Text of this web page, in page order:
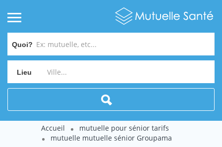
Quoi?
Lieu
Accueil
mutuelle pour sénior tarifs
mutuelle mutuelle sénior Groupama